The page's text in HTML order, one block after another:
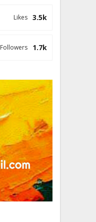
3.5k
Likes
1.7k
Followers